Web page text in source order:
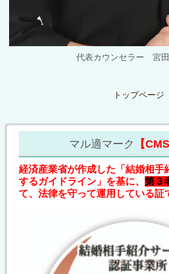
代表カウンセラー 宮
トップページ
マル適マーク 【CMS
経済産業省が作成した「結婚相手
するガイドライン」を基に、 第３
て、法律を守って運用している証